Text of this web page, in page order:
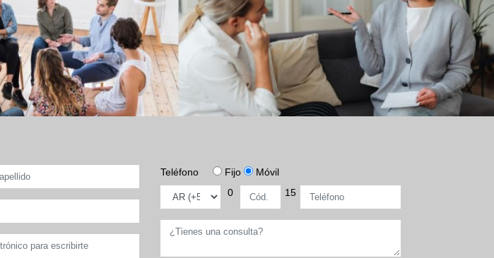
Teléfono Fijo
Móvil
0
15